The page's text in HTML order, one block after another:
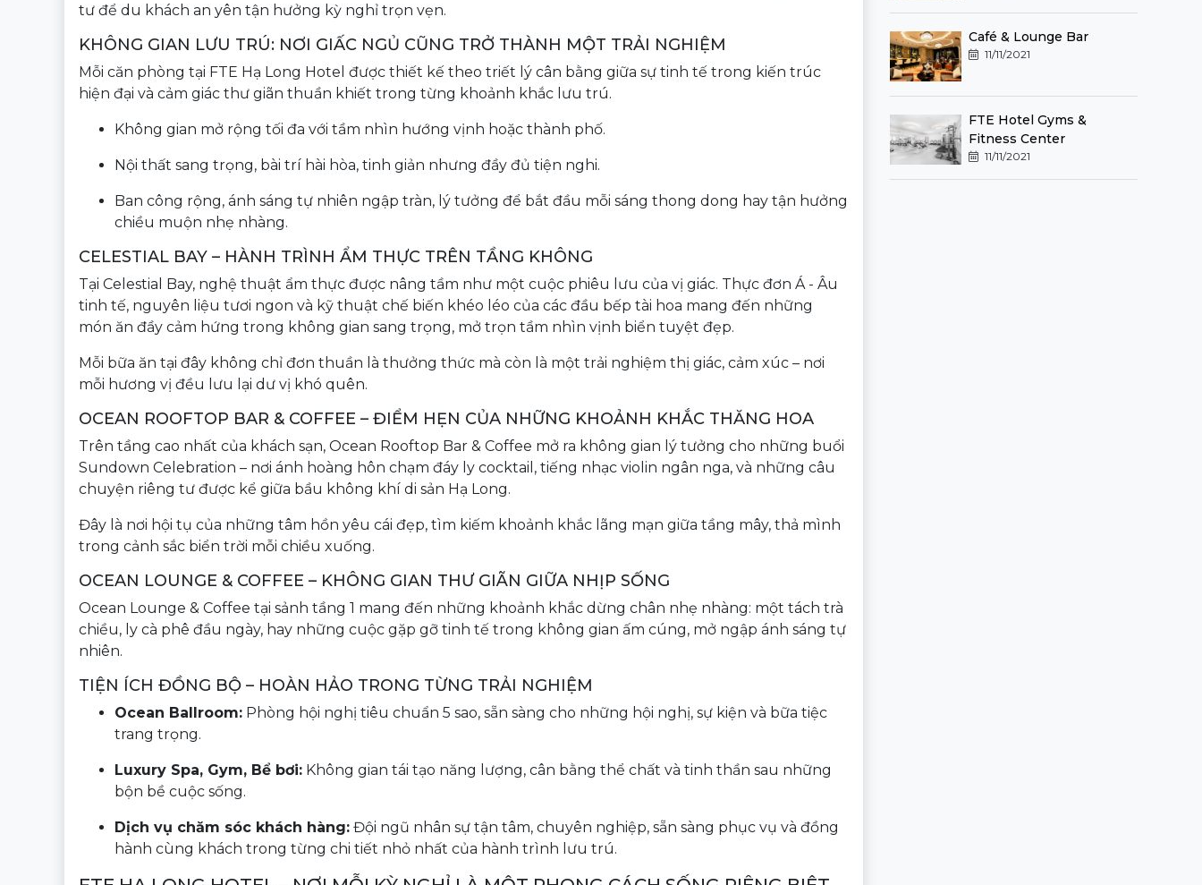
tư để du khách an yên tận hưởng kỳ nghỉ trọn vẹn.
KHÔNG GIAN LƯU TRÚ: NƠI GIẤC NGỦ CŨNG TRỞ THÀNH MỘT TRẢI NGHIỆM
Mỗi căn phòng tại FTE Hạ Long Hotel được thiết kế theo triết lý cân bằng giữa sự tinh tế trong kiến trúc
hiện đại và cảm giác thư giãn thuần khiết trong từng khoảnh khắc lưu trú.
Không gian mở rộng tối đa với tầm nhìn hướng vịnh hoặc thành phố.
Nội thất sang trọng, bài trí hài hòa, tinh giản nhưng đầy đủ tiện nghi.
Ban công rộng, ánh sáng tự nhiên ngập tràn, lý tưởng để bắt đầu mỗi sáng thong dong hay tận hưởng
chiều muộn nhẹ nhàng.
CELESTIAL BAY – HÀNH TRÌNH ẨM THỰC TRÊN TẦNG KHÔNG
Tại Celestial Bay, nghệ thuật ẩm thực được nâng tầm như một cuộc phiêu lưu của vị giác. Thực đơn Á - Âu
tinh tế, nguyên liệu tươi ngon và kỹ thuật chế biến khéo léo của các đầu bếp tài hoa mang đến những
món ăn đầy cảm hứng trong không gian sang trọng, mở trọn tầm nhìn vịnh biển tuyệt đẹp.
Mỗi bữa ăn tại đây không chỉ đơn thuần là thưởng thức mà còn là một trải nghiệm thị giác, cảm xúc – nơi
mỗi hương vị đều lưu lại dư vị khó quên.
OCEAN ROOFTOP BAR & COFFEE – ĐIỂM HẸN CỦA NHỮNG KHOẢNH KHẮC THĂNG HOA
Trên tầng cao nhất của khách sạn, Ocean Rooftop Bar & Coffee mở ra không gian lý tưởng cho những buổi
Sundown Celebration – nơi ánh hoàng hôn chạm đáy ly cocktail, tiếng nhạc violin ngân nga, và những câu
chuyện riêng tư được kể giữa bầu không khí di sản Hạ Long.
Đây là nơi hội tụ của những tâm hồn yêu cái đẹp, tìm kiếm khoảnh khắc lãng mạn giữa tầng mây, thả mình
trong cảnh sắc biển trời mỗi chiều xuống.
OCEAN LOUNGE & COFFEE – KHÔNG GIAN THƯ GIÃN GIỮA NHỊP SỐNG
Ocean Lounge & Coffee tại sảnh tầng 1 mang đến những khoảnh khắc dừng chân nhẹ nhàng: một tách trà
chiều, ly cà phê đầu ngày, hay những cuộc gặp gỡ tinh tế trong không gian ấm cúng, mở ngập ánh sáng tự
nhiên.
TIỆN ÍCH ĐỒNG BỘ – HOÀN HẢO TRONG TỪNG TRẢI NGHIỆM
Ocean Ballroom: Phòng hội nghị tiêu chuẩn 5 sao, sẵn sàng cho những hội nghị, sự kiện và bữa tiệc
trang trọng.
Luxury Spa, Gym, Bể bơi: Không gian tái tạo năng lượng, cân bằng thể chất và tinh thần sau những
bộn bề cuộc sống.
Dịch vụ chăm sóc khách hàng: Đội ngũ nhân sự tận tâm, chuyên nghiệp, sẵn sàng phục vụ và đồng
hành cùng khách trong từng chi tiết nhỏ nhất của hành trình lưu trú.
Café & Lounge Bar
11/11/2021
FTE Hotel Gyms &
Fitness Center
11/11/2021